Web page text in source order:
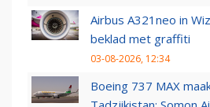
Airbus A321neo in
beklad met graffiti
03-08-2026, 12:34
Boeing 737 MAX